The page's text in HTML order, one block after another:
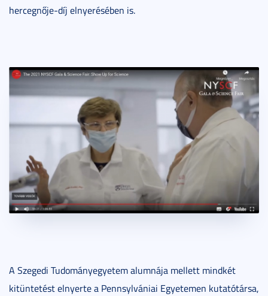
hercegnője-díj elnyerésében is.
A Szegedi Tudományegyetem alumnája mellett mindkét
kitüntetést elnyerte a Pennsylvániai Egyetemen kutatótársa,